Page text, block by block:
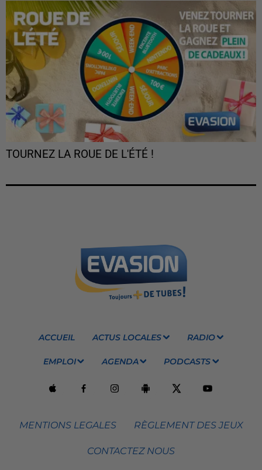
TOURNEZ LA ROUE DE L'ÉTÉ !
ACCUEIL ACTUS LOCALES RADIO
EMPLOI AGENDA PODCASTS
MENTIONS LEGALES RÈGLEMENT DES JEUX
CONTACTEZ NOUS